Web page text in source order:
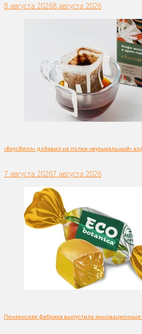
8 августа 20268 августа 2026
«ВкусВилл» добавил на полки «музыкальный»
7 августа 20267 августа 2026
Пензенская фабрика выпустила